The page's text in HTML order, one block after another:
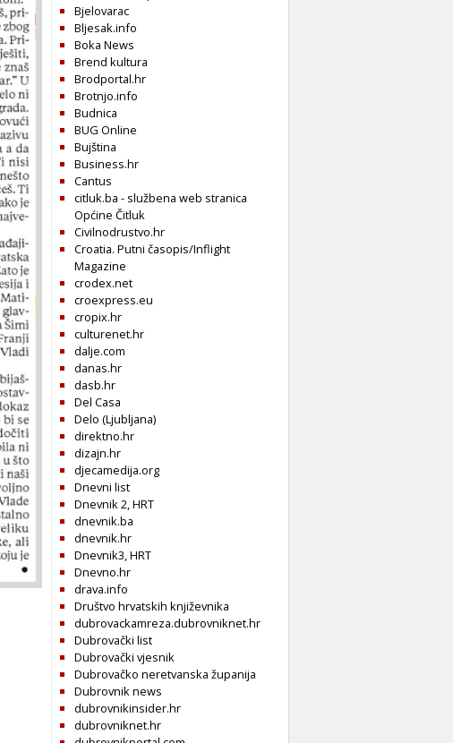
Bjelovarac
Bljesak.info
Boka News
Brend kultura
Brodportal.hr
Brotnjo.info
Budnica
BUG Online
Bujština
Business.hr
Cantus
citluk.ba - službena web stranica
Općine Čitluk
Civilnodrustvo.hr
Croatia. Putni časopis/Inflight
Magazine
crodex.net
croexpress.eu
cropix.hr
culturenet.hr
dalje.com
danas.hr
dasb.hr
Del Casa
Delo (Ljubljana)
direktno.hr
dizajn.hr
djecamedija.org
Dnevni list
Dnevnik 2, HRT
dnevnik.ba
dnevnik.hr
Dnevnik3, HRT
Dnevno.hr
drava.info
Društvo hrvatskih književnika
dubrovackamreza.dubrovniknet.hr
Dubrovački list
Dubrovački vjesnik
Dubrovačko neretvanska županija
Dubrovnik news
dubrovnikinsider.hr
dubrovniknet.hr